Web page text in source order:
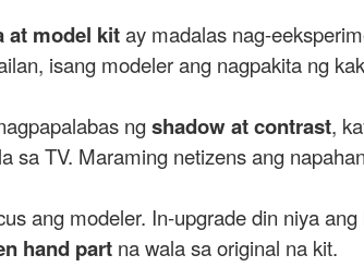
at model kitay madalas nag-
isang modeler ang nagpakita ng
ngshadow at contrast,
sa TV. Maraming netizens ang
ang modeler. In-upgrade din niya
hand part na wala sa original na kit.